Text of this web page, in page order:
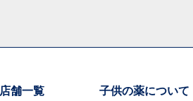
店舗一覧 子供の薬について